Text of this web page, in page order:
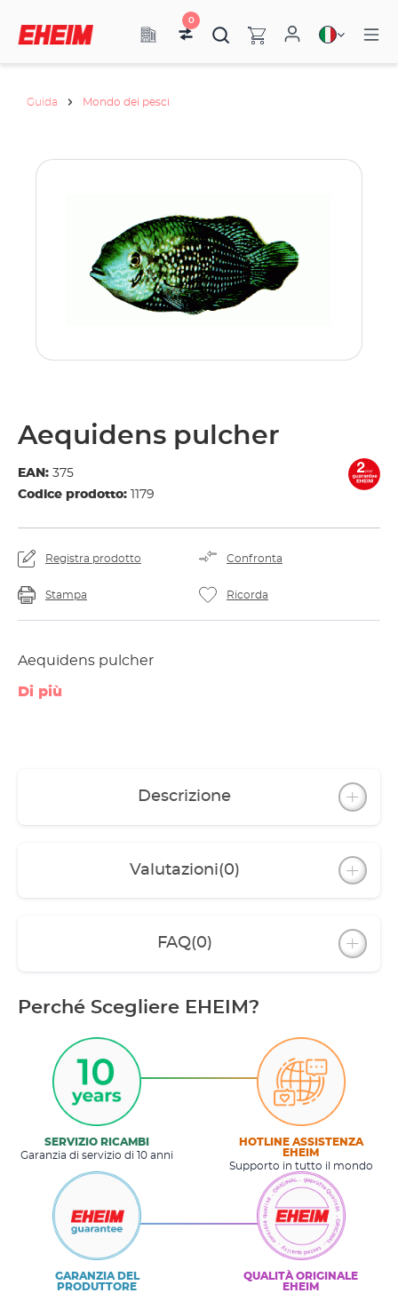
0
Guida Mondo dei pesci
Aequidens pulcher
EAN: 375
Codice prodotto:
1179
Registra prodotto Confronta
Stampa Ricorda
Aequidens pulcher
Di più
Descrizione
Valutazioni(0)
FAQ(0)
Perché Scegliere EHEIM?
SERVIZIO RICAMBI
Garanzia di servizio di 10 anni
HOTLINE ASSISTENZA
EHEIM
Supporto in tutto il mondo
GARANZIA DEL
PRODUTTORE
QUALITÀ ORIGINALE
EHEIM